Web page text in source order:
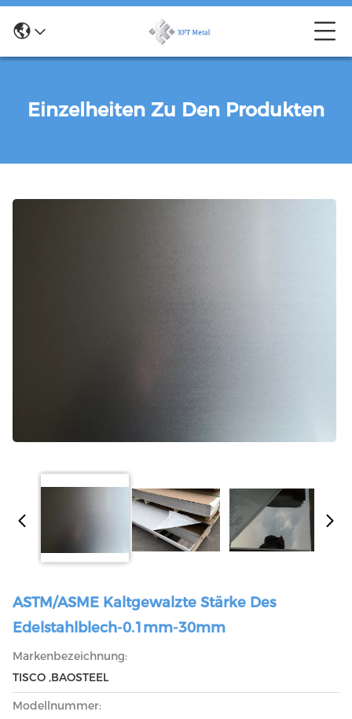
Einzelheiten Zu Den Produkten
ASTM/ASME Kaltgewalzte Stärke Des
Edelstahlblech-0.1mm-30mm
Markenbezeichnung:
TISCO ,BAOSTEEL
Modellnummer: